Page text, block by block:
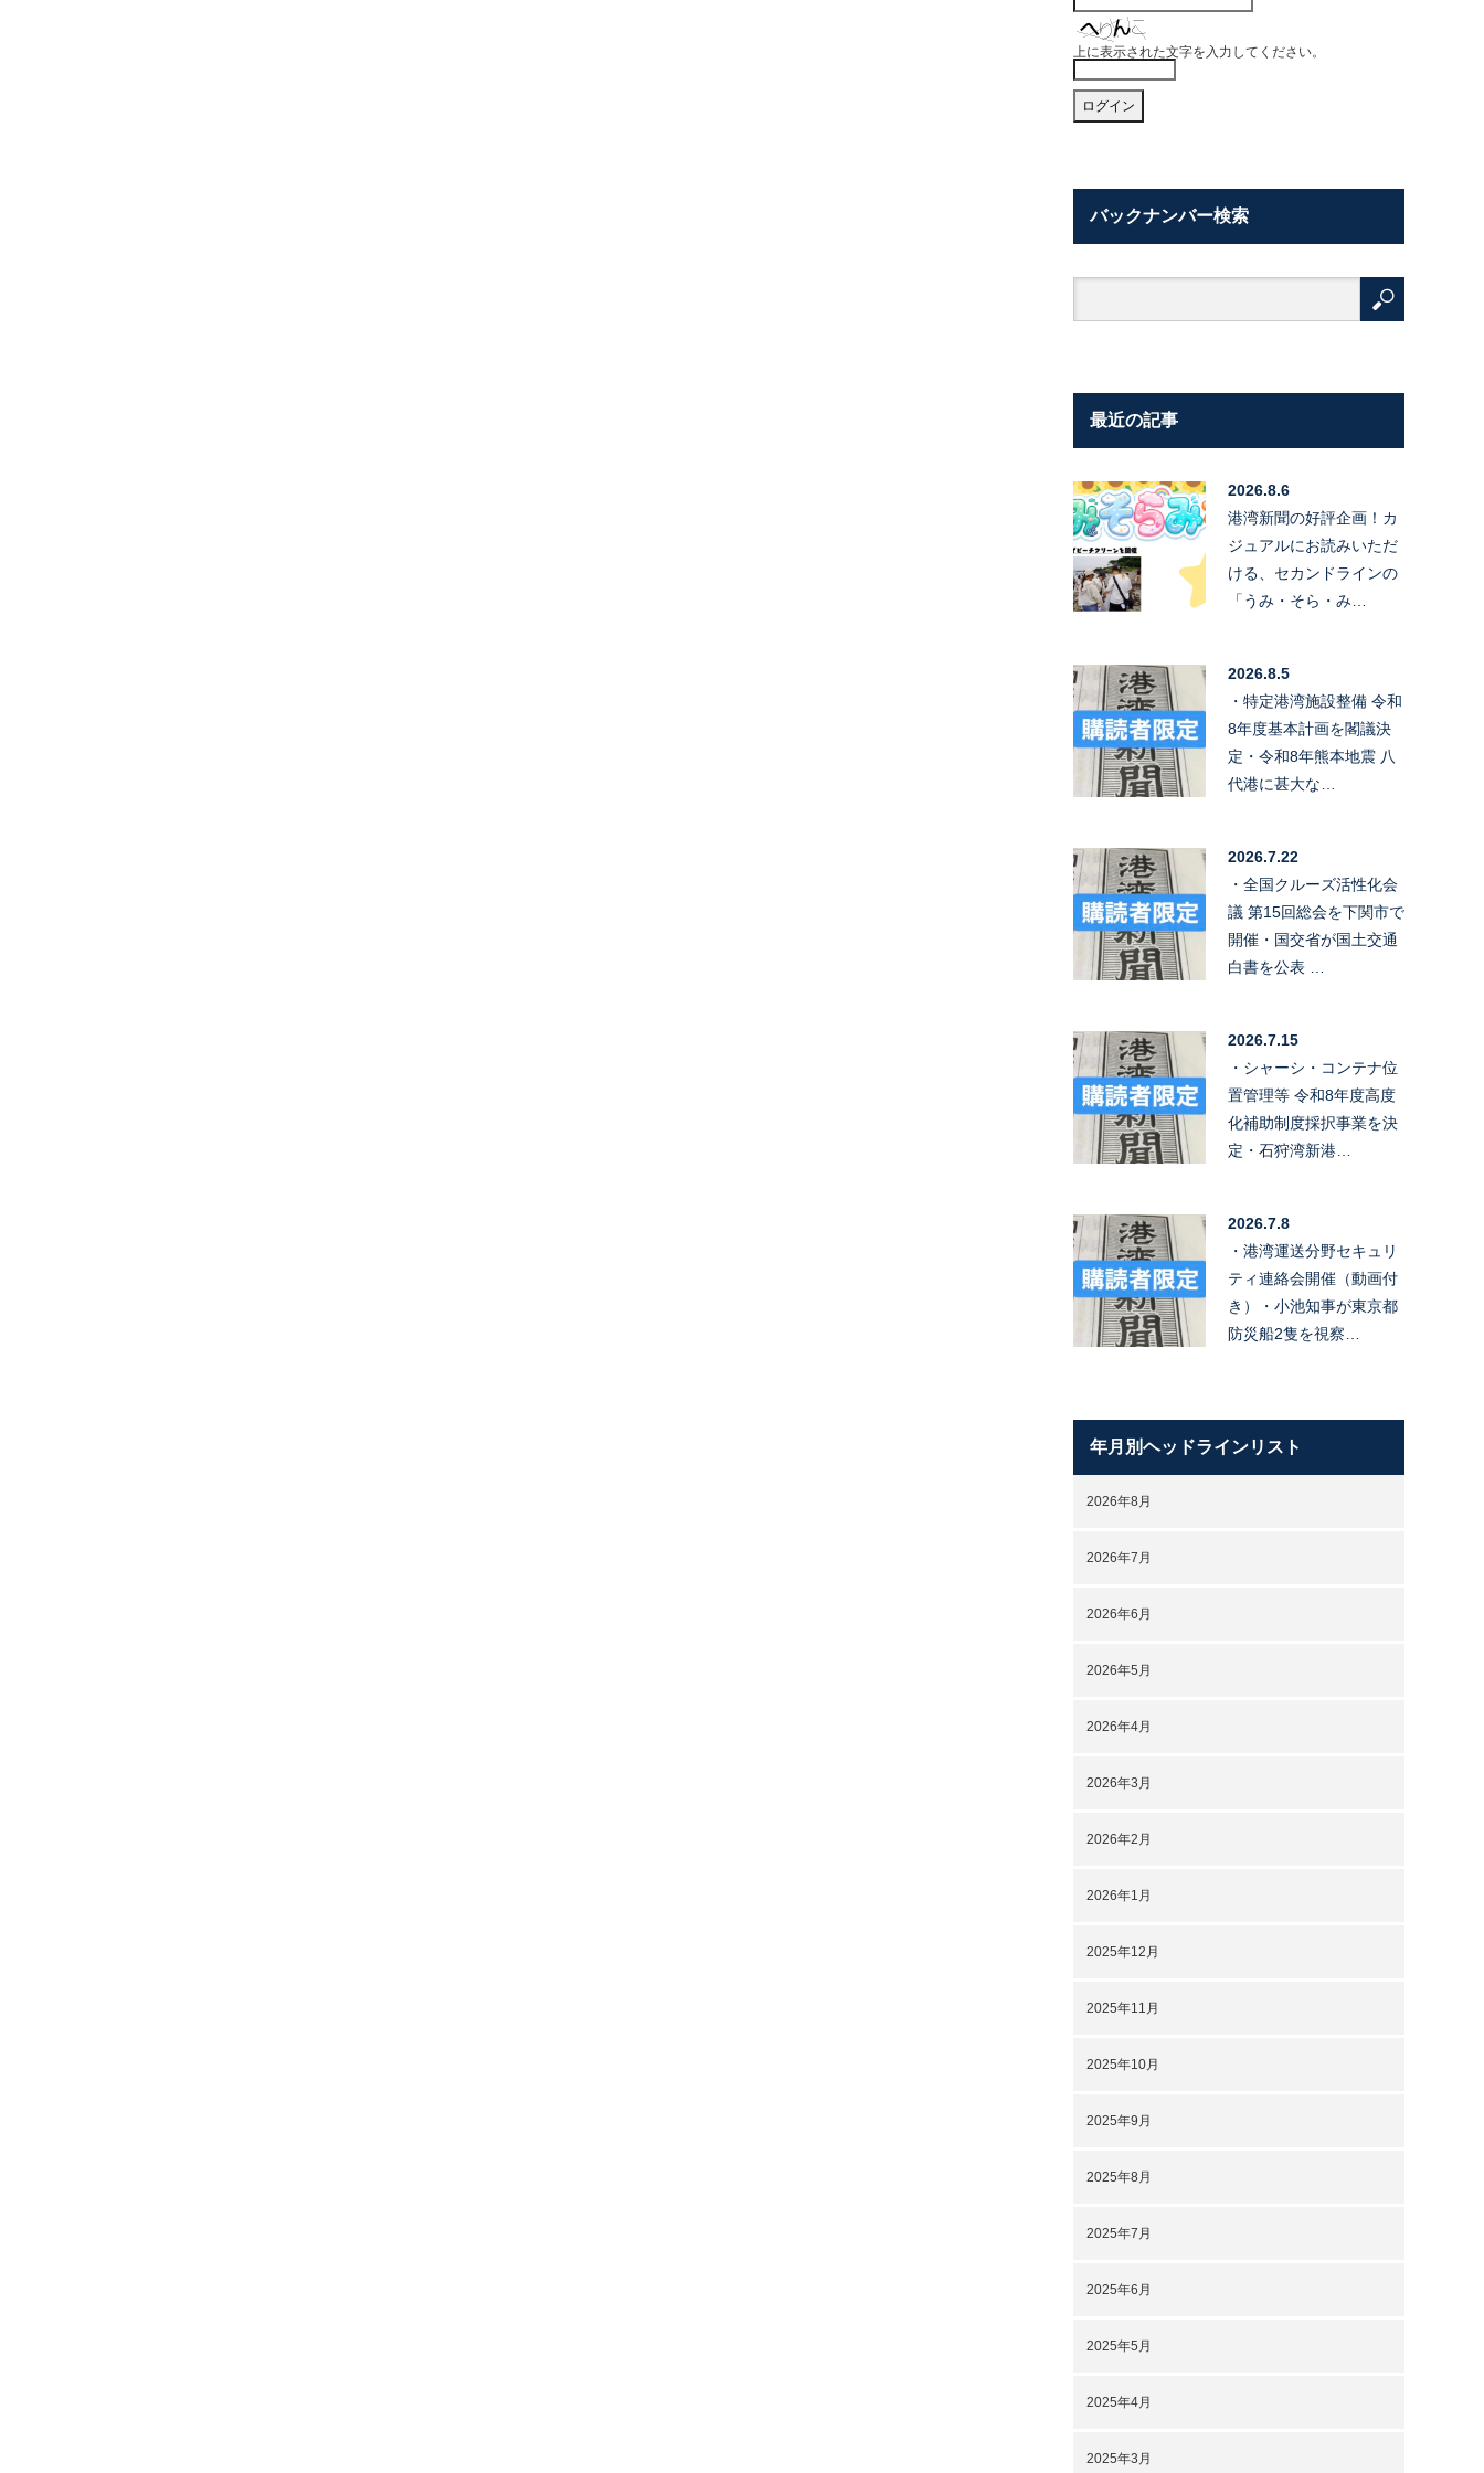
上に表示された文字を入力してください。
バックナンバー検索
最近の記事
2026.8.6
港湾新聞の好評企画！カ
ジュアルにお読みいただ
ける、セカンドラインの
「うみ・そら・み…
2026.8.5
・特定港湾施設整備 令和
8年度基本計画を閣議決
定・令和8年熊本地震 八
代港に甚大な…
2026.7.22
・全国クルーズ活性化会
議 第15回総会を下関市で
開催・国交省が国土交通
白書を公表 …
2026.7.15
・シャーシ・コンテナ位
置管理等 令和8年度高度
化補助制度採択事業を決
定・石狩湾新港…
2026.7.8
・港湾運送分野セキュリ
ティ連絡会開催（動画付
き）・小池知事が東京都
防災船2隻を視察…
年月別ヘッドラインリスト
2026年8月
2026年7月
2026年6月
2026年5月
2026年4月
2026年3月
2026年2月
2026年1月
2025年12月
2025年11月
2025年10月
2025年9月
2025年8月
2025年7月
2025年6月
2025年5月
2025年4月
2025年3月